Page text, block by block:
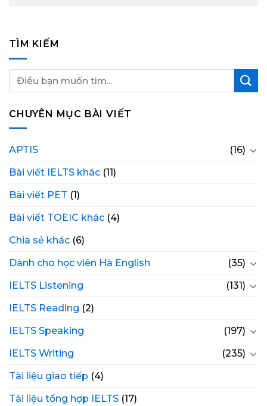
TÌM KIẾM
CHUYÊN MỤC BÀI VIẾT
APTIS
(16)
Bài viết IELTS khác (11)
Bài viết PET (1)
Bài viết TOEIC khác (4)
Chia sẻ khác (6)
Dành cho học viên Hà English
(35)
IELTS Listening
(131)
IELTS Reading (2)
IELTS Speaking
(197)
IELTS Writing
(235)
Tài liệu giao tiếp (4)
Tài liệu tổng hợp IELTS (17)